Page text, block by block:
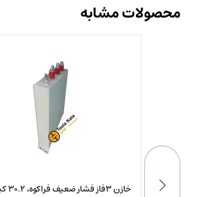
محصولات مشابه
خازن 3فاز فشار ضعیف فراکوه، 30.2 کیلووار